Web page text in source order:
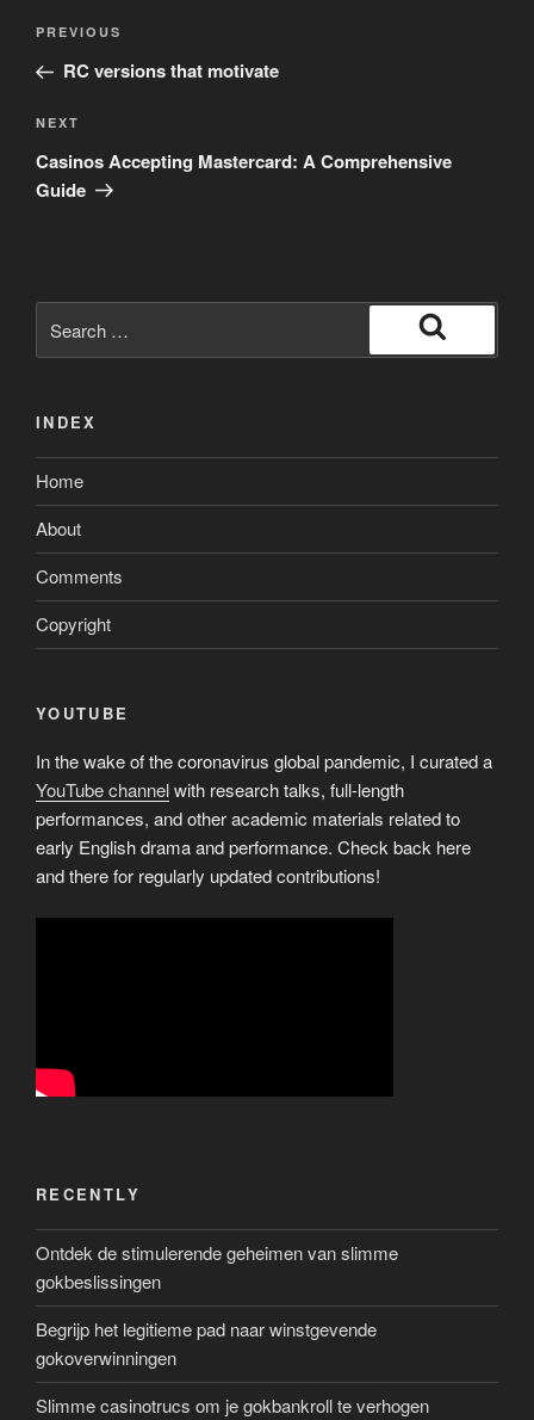
Post
Previous
Post
PREVIOUS
RC versions that motivate
Next
Post
NEXT
Casinos Accepting Mastercard: A Comprehensive
Guide
for:
Search
INDEX
Home
About
Comments
Copyright
YOUTUBE
In the wake of the coronavirus global pandemic, I curated a
YouTube channelwith research talks, full-length
performances, and other academic materials related to
early English drama and performance. Check back here
and there for regularly updated contributions!
RECENTLY
Ontdek de stimulerende geheimen van slimme
gokbeslissingen
Begrijp het legitieme pad naar winstgevende
gokoverwinningen
Slimme casinotrucs om je gokbankroll te verhogen